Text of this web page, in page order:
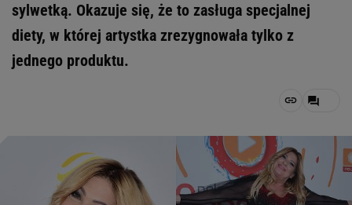
sylwetką. Okazuje się, że to zasługa specjalnej
diety, w której artystka zrezygnowała tylko z
jednego produktu.